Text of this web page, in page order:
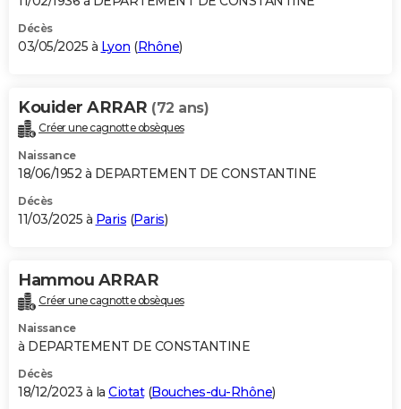
Décès
03/05/2025 à Lyon (Rhône)
Kouider ARRAR (72 ans)
Créer une cagnotte obsèques
Naissance
18/06/1952 à DEPARTEMENT DE CONSTANTINE
Décès
11/03/2025 à Paris (Paris)
Hammou ARRAR
Créer une cagnotte obsèques
Naissance
à DEPARTEMENT DE CONSTANTINE
Décès
18/12/2023 à la Ciotat(Bouches-du-Rhône)